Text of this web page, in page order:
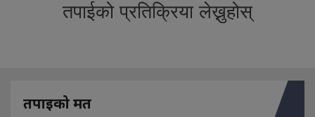
तपाईको प्रतिक्रिया लेख्नुहोस्
तपाइको मत